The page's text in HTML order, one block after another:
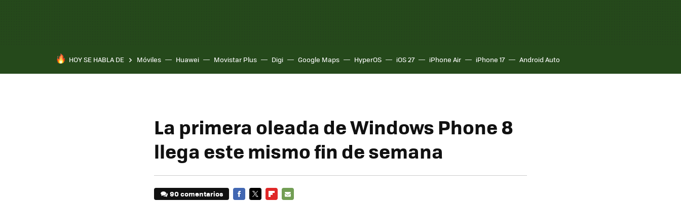
HOY SE HABLA DE Móviles Huawei Movistar Plus Digi Google Maps HyperOS iOS 27 iPhone Air iPhone 17 Android Auto
La primera oleada de Windows Phone 8
llega este mismo fin de semana
90 comentarios